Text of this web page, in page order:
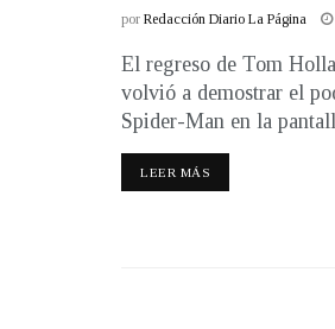
por Redacción Diario La Página
El regreso de Tom
volvió a demostrar el
Spider-Man en la
LEER MÁS